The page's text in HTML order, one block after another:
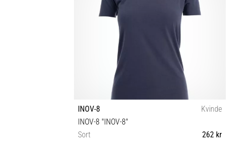
INOV-8
Kvinde
INOV-8 "INOV-8"
Sort
262 kr